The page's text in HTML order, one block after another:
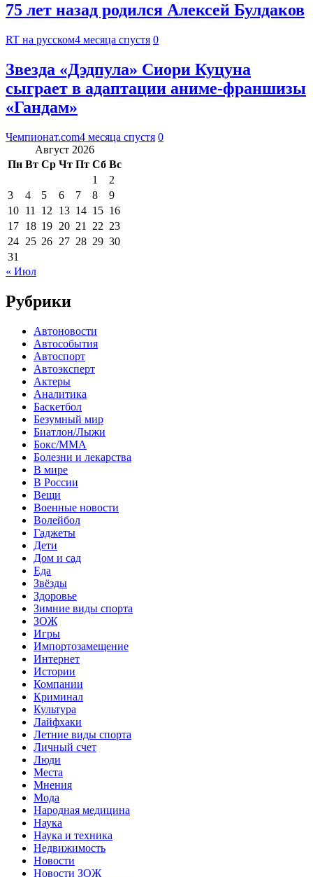
75 лет назад родился Алексей Булдаков
RT на русском4 месяца спустя 0
Звезда «Дэдпула» Сиори Куцуна
сыграет в адаптации аниме-франшизы
«Гандам»
Чемпионат.com4 месяца спустя 0
Август 2026
Пн Вт Ср Чт Пт Сб Вс
1
2
3
4 5 6 7 8
9
10 11 12 13 14 15 16
17 18 19 20 21 22 23
24 25 26 27 28 29 30
31
« Июл
Рубрики
Автоновости
Автособытия
Автоспорт
Автоэксперт
Актеры
Аналитика
Баскетбол
Безумный мир
Биатлон/Лыжи
Бокс/MMA
Болезни и лекарства
В мире
В России
Вещи
Военные новости
Волейбол
Гаджеты
Дети
Дом и сад
Еда
Звёзды
Здоровье
Зимние виды спорта
ЗОЖ
Игры
Импортозамещение
Интернет
Истории
Компании
Криминал
Культура
Лайфхаки
Летние виды спорта
Личный счет
Люди
Места
Мнения
Мода
Народная медицина
Наука
Наука и техника
Недвижимость
Новости
Новости ЗОЖ